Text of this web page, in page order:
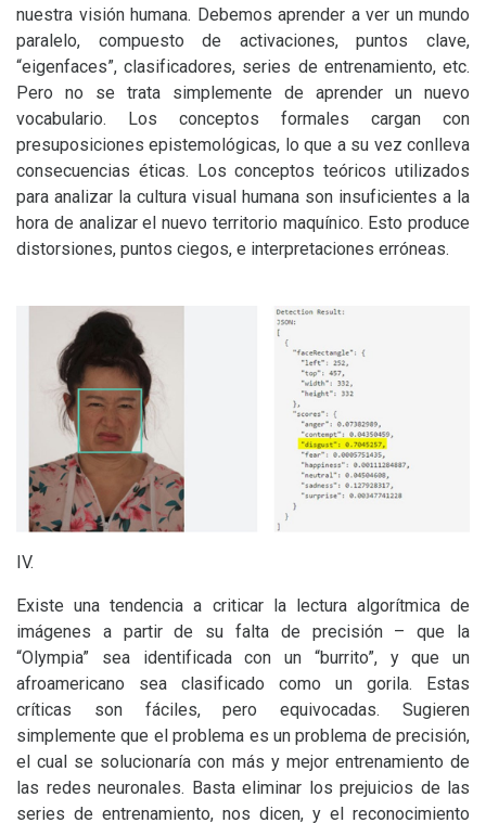
nuestra visión humana. Debemos aprender a ver un mundo
paralelo, compuesto de activaciones, puntos clave,
“eigenfaces”, clasificadores, series de entrenamiento, etc.
Pero no se trata simplemente de aprender un nuevo
vocabulario. Los conceptos formales cargan con
presuposiciones epistemológicas, lo que a su vez conlleva
consecuencias éticas. Los conceptos teóricos utilizados
para analizar la cultura visual humana son insuficientes a la
hora de analizar el nuevo territorio maquínico. Esto produce
distorsiones, puntos ciegos, e interpretaciones erróneas.
IV.
Existe una tendencia a criticar la lectura algorítmica de
imágenes a partir de su falta de precisión – que la
“Olympia” sea identificada con un “burrito”, y que un
afroamericano sea clasificado como un gorila. Estas
críticas son fáciles, pero equivocadas. Sugieren
simplemente que el problema es un problema de precisión,
el cual se solucionaría con más y mejor entrenamiento de
las redes neuronales. Basta eliminar los prejuicios de las
series de entrenamiento, nos dicen, y el reconocimiento